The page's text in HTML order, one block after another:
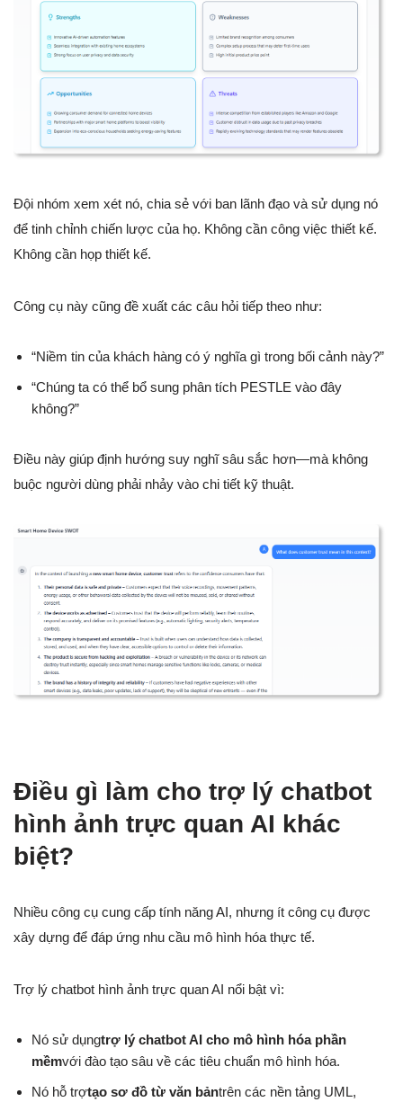
Đội nhóm xem xét nó, chia sẻ với ban lãnh đạo và sử dụng nó
để tinh chỉnh chiến lược của họ. Không cần công việc thiết kế.
Không cần họp thiết kế.
Công cụ này cũng đề xuất các câu hỏi tiếp theo như:
“Niềm tin của khách hàng có ý nghĩa gì trong bối cảnh này?”
“Chúng ta có thể bổ sung phân tích PESTLE vào đây
không?”
Điều này giúp định hướng suy nghĩ sâu sắc hơn—mà không
buộc người dùng phải nhảy vào chi tiết kỹ thuật.
Điều gì làm cho trợ lý chatbot
hình ảnh trực quan AI khác
biệt?
Nhiều công cụ cung cấp tính năng AI, nhưng ít công cụ được
xây dựng để đáp ứng nhu cầu mô hình hóa thực tế.
Trợ lý chatbot hình ảnh trực quan AI nổi bật vì:
Nó sử dụngtrợ lý chatbot AI cho mô hình hóa phần
mềmvới đào tạo sâu về các tiêu chuẩn mô hình hóa.
Nó hỗ trợtạo sơ đồ từ văn bảntrên các nền tảng UML,